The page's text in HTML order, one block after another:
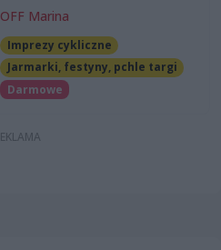
OFF Marina
Imprezy cykliczne
Jarmarki, festyny, pchle targi
Darmowe